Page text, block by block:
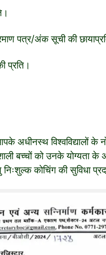
पत्र/अंक सूची की
प्रति।
विश्वविद्यालों के
बच्चों को उनके योग्यता
निःशुल्क कोचिंग की सुविधा